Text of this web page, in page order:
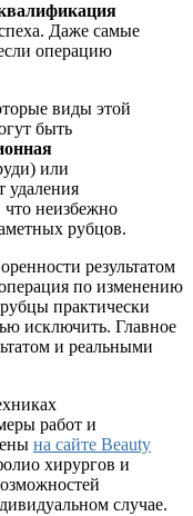
Даже самые
операцию
виды этой
быть
или
удаления
что неизбежно
рубцов.
результатом
по изменению
практически
исключить. Главное
и реальными
работ и
на сайте Beauty
хирургов и
случае.